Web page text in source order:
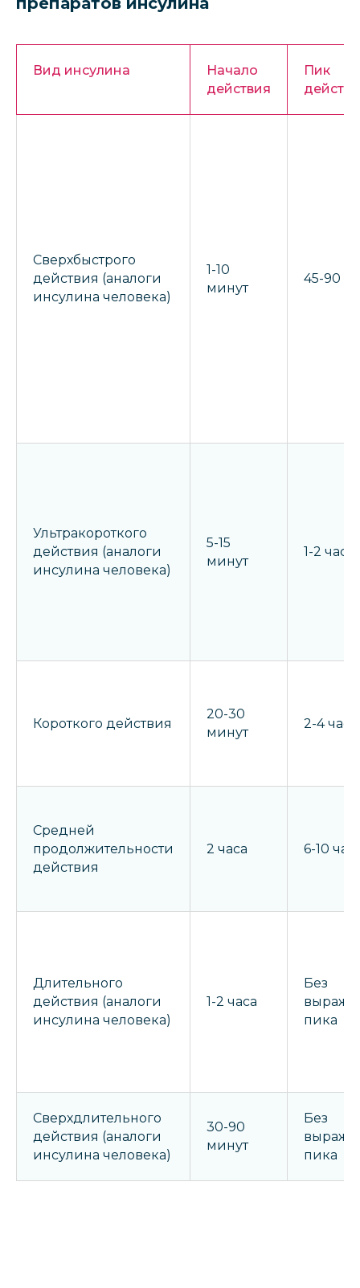
Вид инсулина
Начало
действия
Пик
Сверхбыстрого
действия (аналоги
инсулина человека)
1-10
минут
45-90
Ультракороткого
действия (аналоги
инсулина человека)
5-15
минут
1-2 часа
Короткого действия
20-30
минут
2-4 часа
Средней
продолжительности
действия
2 часа 6-10
Длительного
действия (аналоги
инсулина человека)
1-2 часа
Без
пика
Сверхдлительного
действия (аналоги
инсулина человека)
30-90
минут
Без
пика